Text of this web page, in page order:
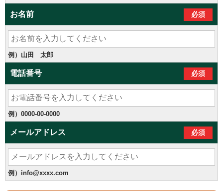
お名前 必須
例）山田 太郎
電話番号 必須
例）0000-00-0000
メールアドレス 必須
例）info@xxxx.com